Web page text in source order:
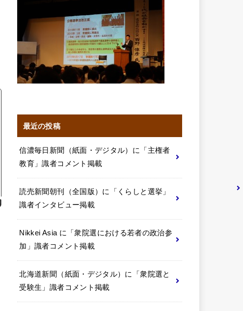
最近の投稿
信濃毎日新聞（紙面・デジタル）に「主権者
教育」識者コメント掲載
読売新聞朝刊（全国版）に「くらしと選挙」
識者インタビュー掲載
Nikkei Asia に「衆院選における若者の政治参
加」識者コメント掲載
北海道新聞（紙面・デジタル）に「衆院選と
受験生」識者コメント掲載